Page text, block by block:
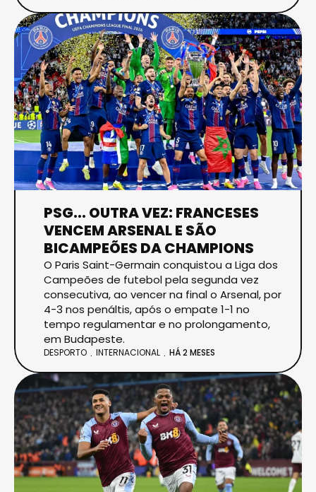
PSG... OUTRA VEZ: FRANCESES
VENCEM ARSENAL E SÃO
BICAMPEÕES DA CHAMPIONS
O Paris Saint-Germain conquistou a Liga dos
Campeões de futebol pela segunda vez
consecutiva, ao vencer na final o Arsenal, por
4-3 nos penáltis, após o empate 1-1 no
tempo regulamentar e no prolongamento,
em Budapeste.
DESPORTO INTERNACIONAL HÁ 2 MESES